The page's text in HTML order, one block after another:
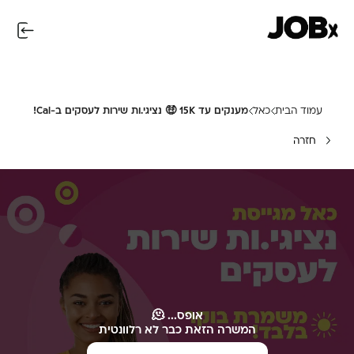
עמוד הבית כאל מענקים עד 15K 🤑 נציגי.ות שירות לעסקים ב-Cal!
חזרה
אופס... 🫠
המשרה הזאת כבר לא רלוונטית